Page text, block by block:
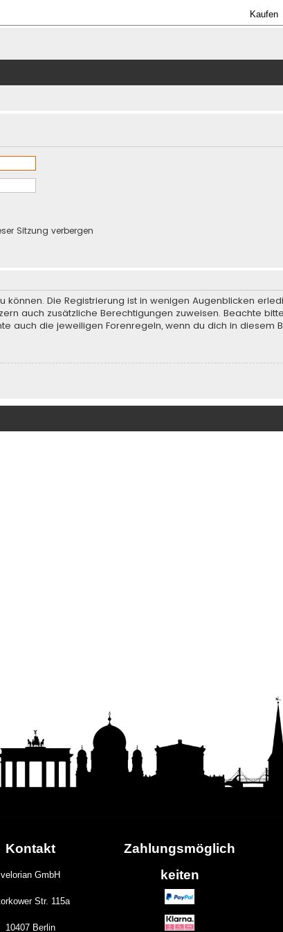
Kaufen
Sitzung verbergen
Die Registrierung ist in wenigen Augenblicken
auch zusätzliche Berechtigungen zuweisen. Beachte
auch die jeweiligen Forenregeln, wenn du dich in diesem
Kontakt
velorian GmbH
Str. 115a
10407 Berlin
Zahlungsmöglich
keiten